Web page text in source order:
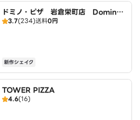
ドミノ・ピザ 岩倉栄町店 Domin
o's3.7(234)送料0円
新作シェイク
TOWER PIZZA
4.6(16)